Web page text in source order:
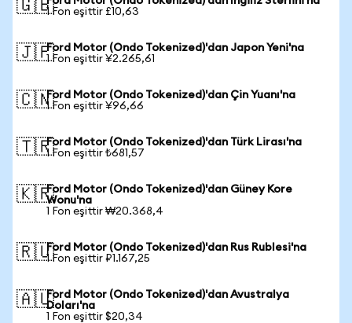
🇬🇧1 Fon eşittir £10,63
🇯🇵Ford Motor (Ondo Tokenized)'dan Japon Yeni'na
1 Fon eşittir ¥2.265,61
🇨🇳Ford Motor (Ondo Tokenized)'dan Çin Yuanı'na
1 Fon eşittir ¥96,66
🇹🇷Ford Motor (Ondo Tokenized)'dan Türk Lirası'na
1 Fon eşittir ₺681,57
🇰🇷Ford Motor (Ondo Tokenized)'dan Güney Kore
Wonu'na
1 Fon eşittir ₩20.368,4
🇷🇺Ford Motor (Ondo Tokenized)'dan Rus Rublesi'na
1 Fon eşittir ₽1.167,25
🇦🇺Ford Motor (Ondo Tokenized)'dan Avustralya
Doları'na
1 Fon eşittir $20,34